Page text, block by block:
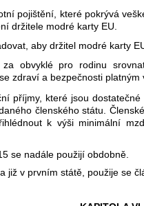
pojištění, které pokrývá
držitele modré karty EU.
aby držitel modré karty
za obvyklé pro rodinu
zdraví a bezpečnosti platným
příjmy, které jsou
členského státu.
k výši minimální
se nadále použijí obdobně.
již v prvním státě, použije se